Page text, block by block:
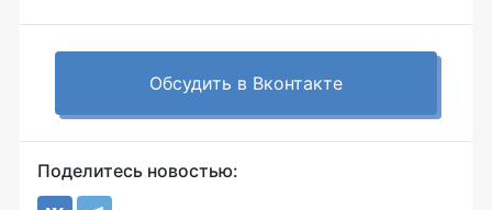
Обсудить в Вконтакте
Поделитесь новостью: